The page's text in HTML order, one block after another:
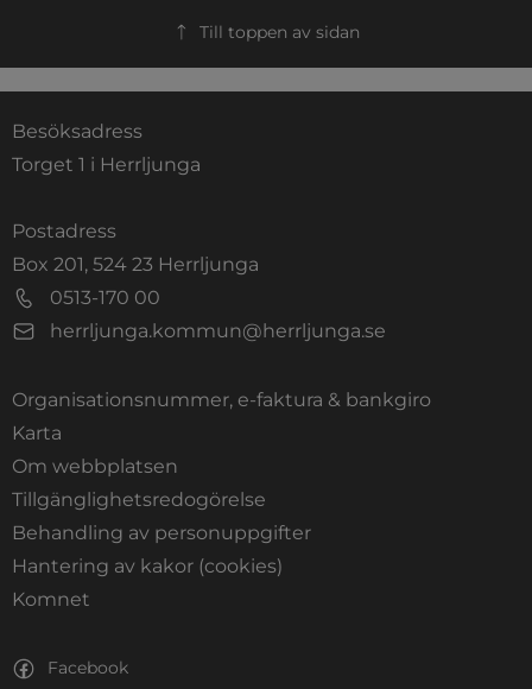
Till toppen av sidan
Besöksadress
Torget 1 i Herrljunga
Postadress
Box 201, 524 23 Herrljunga
0513-170 00
herrljunga.kommun@herrljunga.se
Organisationsnummer, e-faktura & bankgiro
Karta
Om webbplatsen
Tillgänglighetsredogörelse
Behandling av personuppgifter
Hantering av kakor (cookies)
Komnet
Facebook